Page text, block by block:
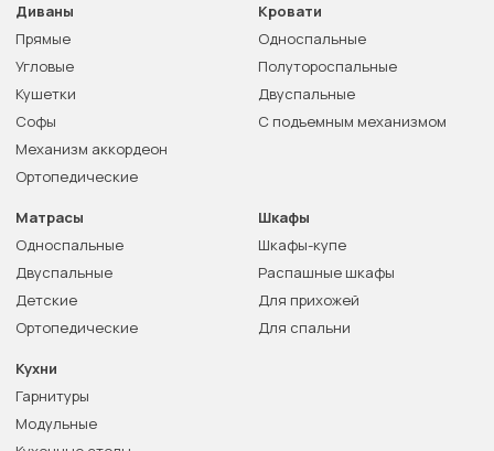
Диваны
Прямые
Угловые
Кушетки
Софы
Механизм аккордеон
Ортопедические
Кровати
Односпальные
Полутороспальные
Двуспальные
С подъемным механизмом
Матрасы
Односпальные
Двуспальные
Детские
Ортопедические
Шкафы
Шкафы-купе
Распашные шкафы
Для прихожей
Для спальни
Кухни
Гарнитуры
Модульные